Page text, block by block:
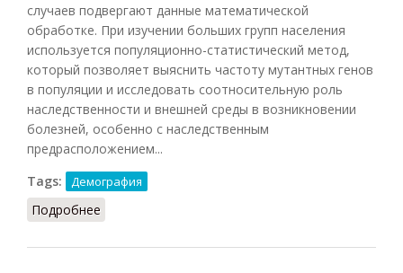
случаев подвергают данные математической
обработке. При изучении больших групп населения
используется популяционно-статистический метод,
который позволяет выяснить частоту мутантных генов
в популяции и исследовать соотносительную роль
наследственности и внешней среды в возникновении
болезней, особенно с наследственным
предрасположением...
Tags:
Демография
Подробнее